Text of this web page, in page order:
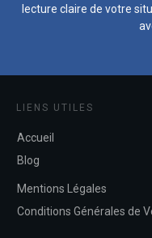
lecture claire de votre
LIENS UTILES
Accueil
Blog
Mentions Légales
Conditions Générales de